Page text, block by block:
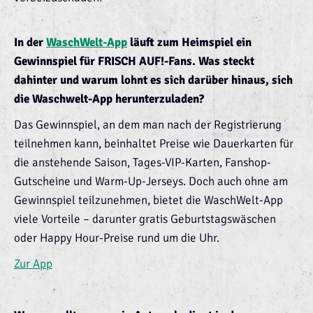
In derWaschWelt-App läuft zum Heimspiel ein
Gewinnspiel für FRISCH AUF!-Fans. Was steckt
dahinter und warum lohnt es sich darüber hinaus, sich
die Waschwelt-App herunterzuladen?
Das Gewinnspiel, an dem man nach der Registrierung
teilnehmen kann, beinhaltet Preise wie Dauerkarten für
die anstehende Saison, Tages-VIP-Karten, Fanshop-
Gutscheine und Warm-Up-Jerseys. Doch auch ohne am
Gewinnspiel teilzunehmen, bietet die WaschWelt-App
viele Vorteile – darunter gratis Geburtstagswäschen
oder Happy Hour-Preise rund um die Uhr.
Zur App